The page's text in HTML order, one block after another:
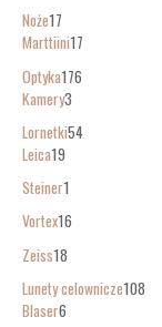
Noże17
Marttiini17
Optyka176
Kamery3
Lornetki54
Leica19
Steiner1
Vortex16
Zeiss18
Lunety celownicze108
Blaser6